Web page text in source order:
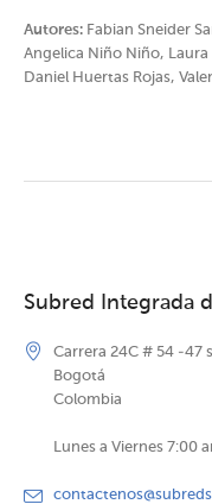
Autores: Fabian Sneider
Angelica Niño Niño, Laura
Daniel Huertas Rojas,
Subred Integrada
Carrera 24C # 54 -47
Bogotá
Colombia
Lunes a Viernes 7:00